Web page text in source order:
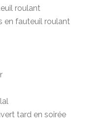
roulant
en fauteuil roulant
tard en soirée